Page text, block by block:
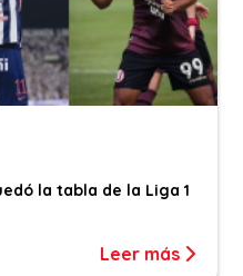
la tabla de la Liga 1
Leer más